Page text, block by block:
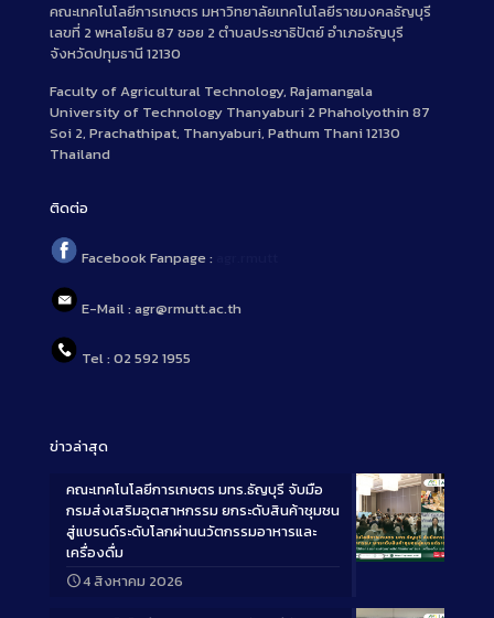
คณะเทคโนโลยีการเกษตร มหาวิทยาลัยเทคโนโลยีราชมงคลธัญบุรี
เลขที่ 2 พหลโยธิน 87 ซอย 2 ตำบลประชาธิปัตย์ อำเภอธัญบุรี
จังหวัดปทุมธานี 12130
Faculty of Agricultural Technology, Rajamangala
University of Technology Thanyaburi 2 Phaholyothin 87
Soi 2, Prachathipat, Thanyaburi, Pathum Thani 12130
Thailand
ติดต่อ
Facebook Fanpage :
E-Mail : agr@rmutt.ac.th
Tel : 02 592 1955
ข่าวล่าสุด
Long
คณะเทคโนโลยีการเกษตร มทร.ธัญบุรี จับมือ
กรมส่งเสริมอุตสาหกรรม ยกระดับสินค้าชุมชน
สู่แบรนด์ระดับโลกผ่านนวัตกรรมอาหารและ
เครื่องดื่ม
4 สิงหาคม 2026